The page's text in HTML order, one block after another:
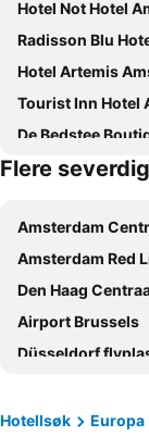
Hotel Not Hotel
Radisson Blu Hotel
Hotel Artemis
Tourist Inn Hotel
De Bedstee
Holiday Inn Express Amsterdam -
XO Hotels Blue
Hampton by Hilton
OZO Hotels Arena
Holiday Inn Amsterdam -
Rho Hotel
Die Port Van
Flere
Amsterdam
Amsterdam Red
Den Haag Centraal
Airport Brussels
Düsseldorf
Hauptbahnhof
Hotellsøk Europa